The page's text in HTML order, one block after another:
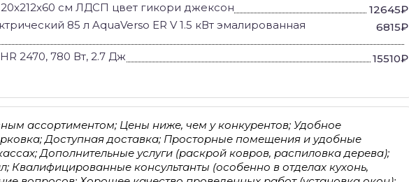
см ЛДСП цвет гикори джексон
12645₽
85 л AquaVerso ER V 1.5 кВт эмалированная
6815₽
2470, 780 Вт, 2.7 Дж
15510₽
ассортиментом; Цены ниже, чем у конкурентов; Удобное
Доступная доставка; Просторные помещения и удобные
Дополнительные услуги (раскрой ковров, распиловка дерева);
Квалифицированные консультанты (особенно в отделах кухонь,